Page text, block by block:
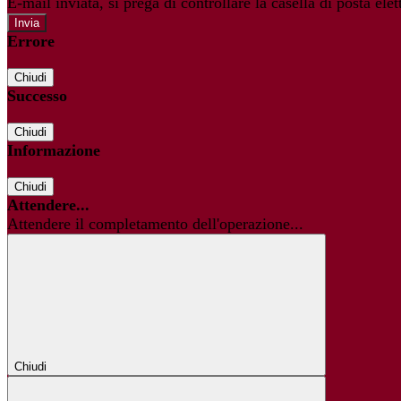
Errore
Chiudi
Successo
Chiudi
Informazione
Chiudi
Attendere...
Attendere il completamento dell'operazione...
Chiudi